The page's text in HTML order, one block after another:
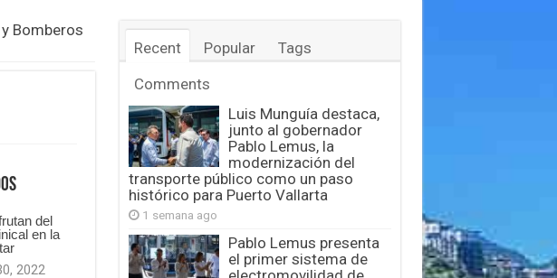
Bomberos
del
en la
2022
Recent Popular
Tags
Comments
Luis Munguía destaca,
junto al gobernador
Pablo Lemus, la
modernización del
transporte público como un paso
histórico para Puerto Vallarta
1 semana ago
Pablo Lemus presenta
el primer sistema de